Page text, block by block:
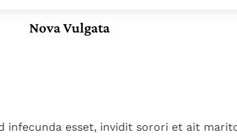
Het Vaticaan publiceert
toe
stad is zowel een gave
Nova Vulgata
infecunda esset, invidit sorori et ait